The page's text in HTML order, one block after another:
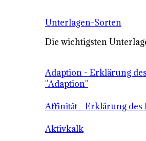
Unterlagen-Sorten
Die wichtigsten
Adaption - Erklärung
"Adaption"
Affinität - Erklärung des
Aktivkalk